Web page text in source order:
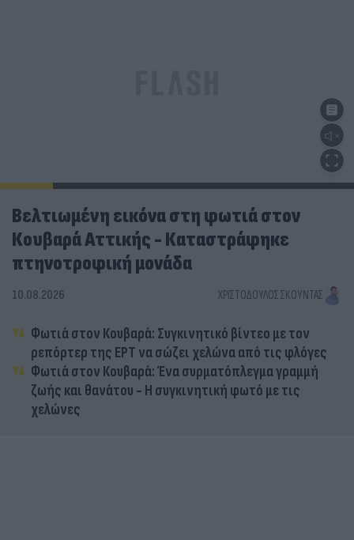
Βελτιωμένη εικόνα στη φωτιά στον
Κουβαρά Αττικής - Καταστράφηκε
πτηνοτροφική μονάδα
10.08.2026 ΧΡΙΣΤΌΔΟΥΛΟΣ ΣΚΟΎΝΤΑΣ
Φωτιά στον Κουβαρά: Συγκινητικό βίντεο με τον
ρεπόρτερ της ΕΡΤ να σώζει χελώνα από τις φλόγες
Φωτιά στον Κουβαρά: Ένα συρματόπλεγμα γραμμή
ζωής και θανάτου - Η συγκινητική φωτό με τις
χελώνες